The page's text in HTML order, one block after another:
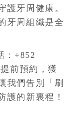
護牙周健康。
牙周組織是全
：+852
前預約，獲
我們告別「刷
護的新裏程！